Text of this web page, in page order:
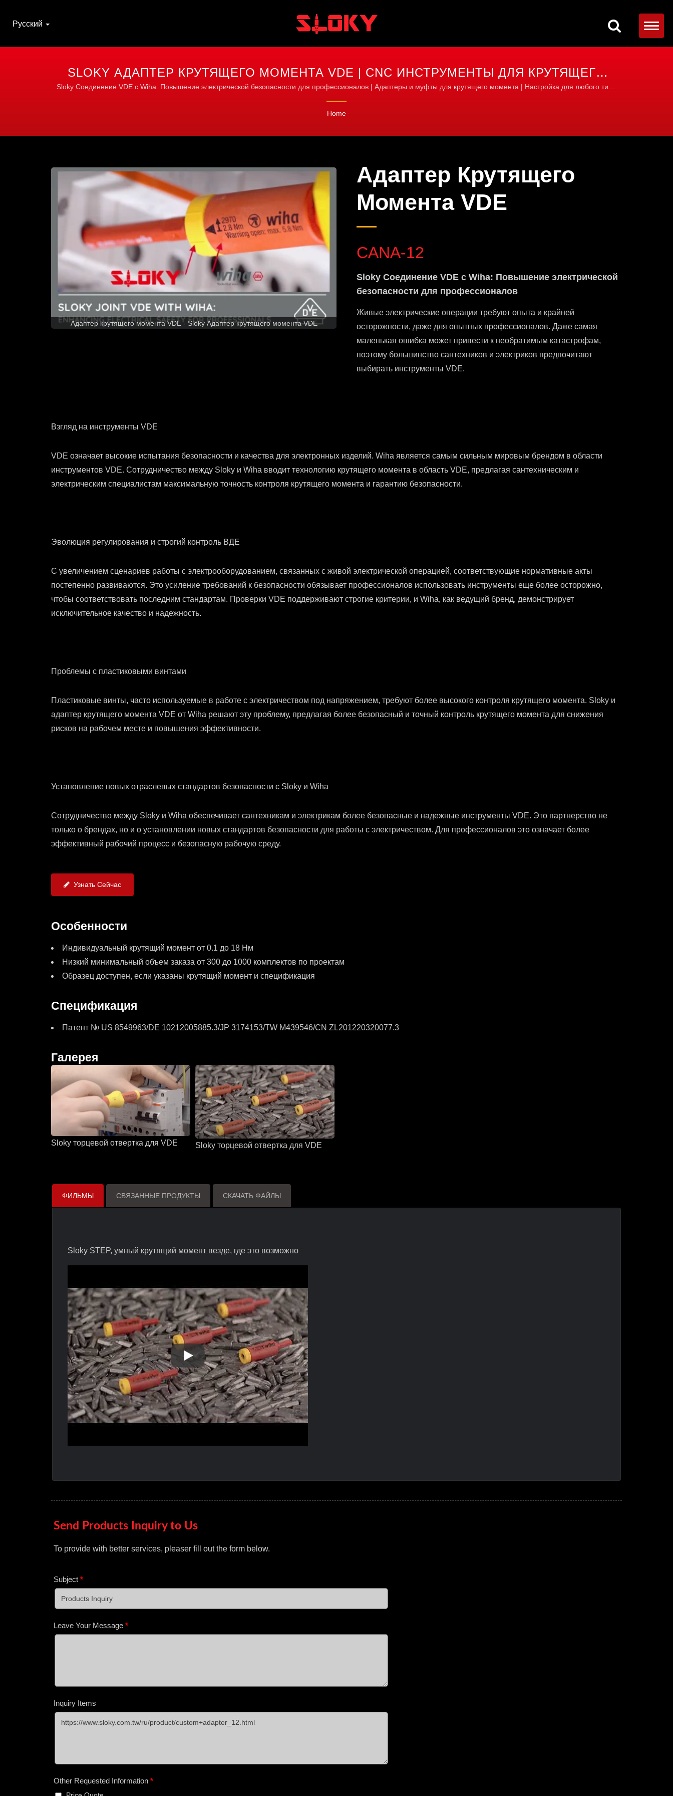
Русский
SLOKY АДАПТЕР КРУТЯЩЕГО МОМЕНТА VDE | CNC ИНСТРУМЕНТЫ ДЛЯ КРУТЯЩЕГО
МОМЕНТА ДЛЯ ОБРАБОТКИ, ТОКАРНОЙ И ФРЕЗЕРНОЙ РАБОТЫ
Sloky Соединение VDE с Wiha: Повышение электрической безопасности для профессионалов | Адаптеры и муфты для крутящего момента | Настройка для любого типа
бит
Home
Адаптер крутящего момента VDE - Sloky Адаптер крутящего момента VDE
Адаптер Крутящего
Момента VDE
CANA-12
Sloky Соединение VDE с Wiha: Повышение электрической
безопасности для профессионалов
Живые электрические операции требуют опыта и крайней
осторожности, даже для опытных профессионалов. Даже самая
маленькая ошибка может привести к необратимым катастрофам,
поэтому большинство сантехников и электриков предпочитают
выбирать инструменты VDE.
Взгляд на инструменты VDE
VDE означает высокие испытания безопасности и качества для электронных изделий. Wiha является самым сильным мировым брендом в области
инструментов VDE. Сотрудничество между Sloky и Wiha вводит технологию крутящего момента в область VDE, предлагая сантехническим и
электрическим специалистам максимальную точность контроля крутящего момента и гарантию безопасности.
Эволюция регулирования и строгий контроль ВДЕ
С увеличением сценариев работы с электрооборудованием, связанных с живой электрической операцией, соответствующие нормативные акты
постепенно развиваются. Это усиление требований к безопасности обязывает профессионалов использовать инструменты еще более осторожно,
чтобы соответствовать последним стандартам. Проверки VDE поддерживают строгие критерии, и Wiha, как ведущий бренд, демонстрирует
исключительное качество и надежность.
Проблемы с пластиковыми винтами
Пластиковые винты, часто используемые в работе с электричеством под напряжением, требуют более высокого контроля крутящего момента. Sloky и
адаптер крутящего момента VDE от Wiha решают эту проблему, предлагая более безопасный и точный контроль крутящего момента для снижения
рисков на рабочем месте и повышения эффективности.
Установление новых отраслевых стандартов безопасности с Sloky и Wiha
Сотрудничество между Sloky и Wiha обеспечивает сантехникам и электрикам более безопасные и надежные инструменты VDE. Это партнерство не
только о брендах, но и о установлении новых стандартов безопасности для работы с электричеством. Для профессионалов это означает более
эффективный рабочий процесс и безопасную рабочую среду.
Узнать Сейчас
Особенности
Индивидуальный крутящий момент от 0.1 до 18 Нм
Низкий минимальный объем заказа от 300 до 1000 комплектов по проектам
Образец доступен, если указаны крутящий момент и спецификация
Спецификация
Патент № US 8549963/DE 10212005885.3/JP 3174153/TW M439546/CN ZL201220320077.3
Галерея
Sloky торцевой отвертка для VDE Sloky торцевой отвертка для VDE
ФИЛЬМЫ СВЯЗАННЫЕ ПРОДУКТЫ СКАЧАТЬ ФАЙЛЫ
Sloky STEP, умный крутящий момент везде, где это возможно
Sloky STEP, Умный Крутящий Момент Везде, Где Это Возможно